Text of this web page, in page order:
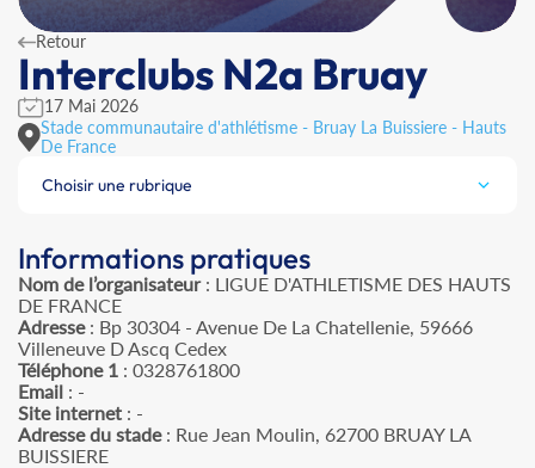
Retour
Interclubs N2a Bruay
17 Mai 2026
Stade communautaire d'athlétisme - Bruay La Buissiere - Hauts
De France
Choisir une rubrique
Informations pratiques
Nom de l’organisateur: LIGUE D'ATHLETISME DES HAUTS
DE FRANCE
Adresse: Bp 30304 - Avenue De La Chatellenie, 59666
Villeneuve D Ascq Cedex
Téléphone 1 : 0328761800
Email : -
Site internet : -
Adresse du stade: Rue Jean Moulin, 62700 BRUAY LA
BUISSIERE